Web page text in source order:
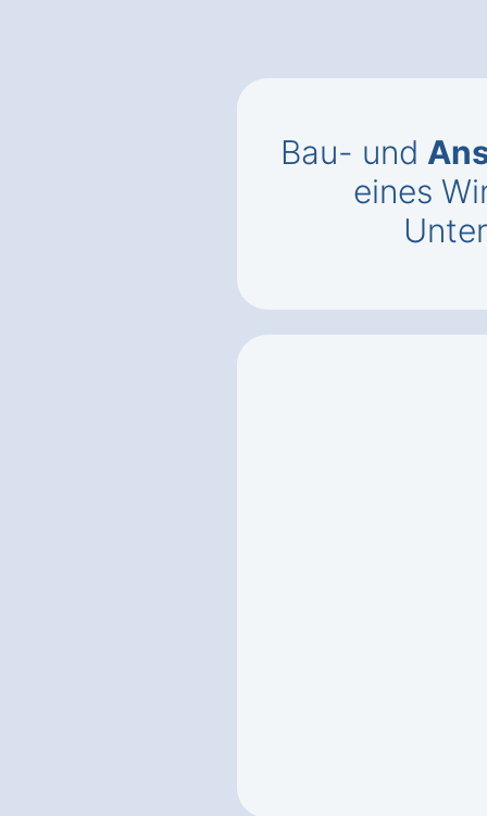
Bau- und
eines